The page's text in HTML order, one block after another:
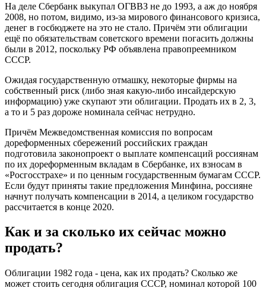
На деле Сбербанк выкупал ОГВВЗ не до 1993, а аж до ноября
2008, но потом, видимо, из-за мирового финансового кризиса,
денег в госбюджете на это не стало. Причём эти облигации
ещё по обязательствам советского времени погасить должны
были в 2012, поскольку РФ объявлена правопреемником
СССР.
Ожидая государственную отмашку, некоторые фирмы на
собственный риск (либо зная какую-либо инсайдерскую
информацию) уже скупают эти облигации. Продать их в 2, 3,
а то и 5 раз дороже номинала сейчас нетрудно.
Причём Межведомственная комиссия по вопросам
дореформенных сбережений российских граждан
подготовила законопроект о выплате компенсаций россиянам
по их дореформенным вкладам в Сбербанке, их взносам в
«Росгосстрахе» и по ценным государственным бумагам СССР.
Если будут приняты такие предложения Минфина, россияне
начнут получать компенсации в 2014, а целиком государство
рассчитается в конце 2020.
Как и за сколько их сейчас можно
продать?
Облигации 1982 года - цена, как их продать? Сколько же
может стоить сегодня облигация СССР, номинал которой 100